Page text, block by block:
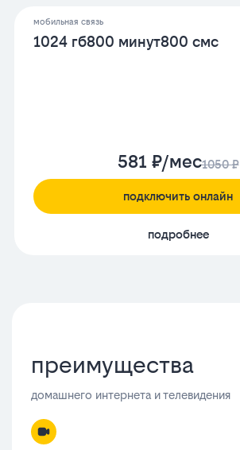
мобильная связь
1024 гб800 минут800 смс
581 ₽/мес1050 ₽
подключить онлайн
подробнее
преимущества
домашнего интернета и телевидения